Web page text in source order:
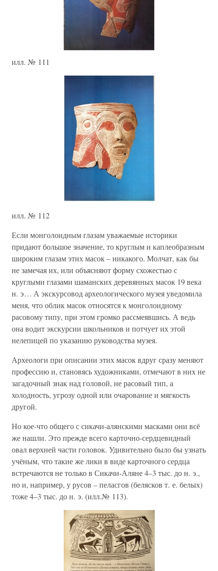
илл. № 111
илл. № 112
Если монголоидным глазам уважаемые историки
придают большое значение, то круглым и каплеобразным
широким глазам этих масок – никакого. Молчат, как бы
не замечая их, или объясняют форму схожестью с
круглыми глазами шаманских деревянных масок 19 века
н. э… А экскурсовод археологического музея уведомила
меня, что облик масок относятся к монголоидному
расовому типу, при этом громко рассмеявшись. А ведь
она водит экскурсии школьников и потчует их этой
нелепицей по указанию руководства музея.
Археологи при описании этих масок вдруг сразу меняют
профессию и, становясь художниками, отмечают в них не
загадочный знак над головой, не расовый тип, а
холодность, угрозу одной или очарование и мягкость
другой.
Но кое-что общего с сикачи-алянскими масками они всё
же нашли. Это прежде всего карточно-сердцевидный
овал верхней части головок. Удивительно было бы узнать
учёным, что такие же лики в виде карточного сердца
встречаются не только в Сикачи-Аляне 4–3 тыс. до н. э.,
но и, например, у русов – пеласгов (белясков т. е. белых)
тоже 4–3 тыс. до н. э. (илл.№ 113).